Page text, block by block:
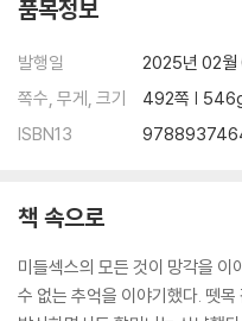
품목정보
발행일
2025년 02월
쪽수, 무게, 크기
492쪽 |
ISBN13
책 속으로
미들섹스의 모든 것이 망각을 이
수 없는 추억을 이야기했다. 뗏